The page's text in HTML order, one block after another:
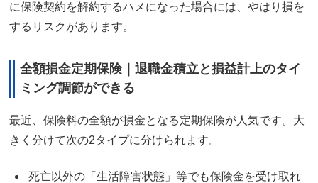
に保険契約を解約するハメになった場合には、やはり損を
するリスクがあります。
全額損金定期保険｜退職金積立と損益計上のタイ
ミング調節ができる
最近、保険料の全額が損金となる定期保険が人気です。大
きく分けて次の2タイプに分けられます。
死亡以外の「生活障害状態」等でも保険金を受け取れ